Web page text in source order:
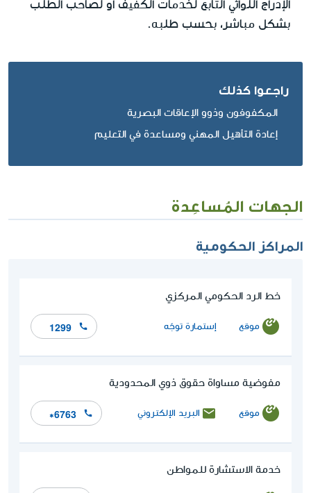
الإدراج اللوائي التابع لخدمات الكفيف او لصاحب الطلب
بشكل مباشر، بحسب طلبه.
راجعوا كذلك
المكفوفون وذوو الإعاقات البصرية
إعادة التأهيل المهني ومساعدة في التعليم
الجهات المُساعِدة
المراكز الحكومية
خط الرد الحكومي المركزي
موقع إستمارة توجّه 1299
مفوضية مساواة حقوق ذوي المحدودية
موقع البريد الإلكتروني *6763
خدمة الاستشارة للمواطن